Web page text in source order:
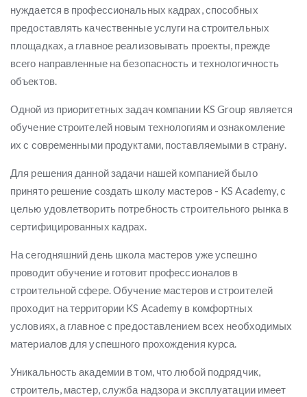
нуждается в профессиональных кадрах, способных
предоставлять качественные услуги на строительных
площадках, а главное реализовывать проекты, прежде
всего направленные на безопасность и технологичность
объектов.
Одной из приоритетных задач компании KS Group является
обучение строителей новым технологиям и ознакомление
их с современными продуктами, поставляемыми в страну.
Для решения данной задачи нашей компанией было
принято решение создать школу мастеров - KS Academy, с
целью удовлетворить потребность строительного рынка в
сертифицированных кадрах.
На сегодняшний день школа мастеров уже успешно
проводит обучение и готовит профессионалов в
строительной сфере. Обучение мастеров и строителей
проходит на территории KS Academy в комфортных
условиях, а главное с предоставлением всех необходимых
материалов для успешного прохождения курса.
Уникальность академии в том, что любой подрядчик,
строитель, мастер, служба надзора и эксплуатации имеет